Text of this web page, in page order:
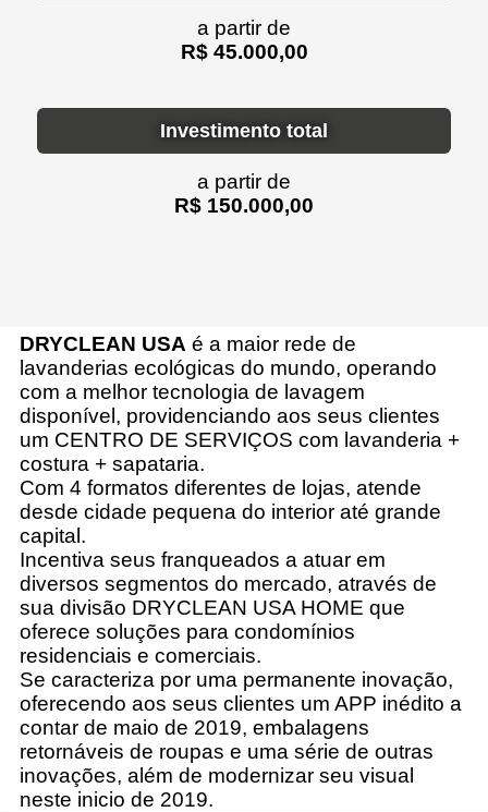
a partir de
R$ 45.000,00
Investimento total
a partir de
R$ 150.000,00
DRYCLEAN USA é a maior rede de
lavanderias ecológicas do mundo, operando
com a melhor tecnologia de lavagem
disponível, providenciando aos seus clientes
um CENTRO DE SERVIÇOS com lavanderia +
costura + sapataria.
Com 4 formatos diferentes de lojas, atende
desde cidade pequena do interior até grande
capital.
Incentiva seus franqueados a atuar em
diversos segmentos do mercado, através de
sua divisão DRYCLEAN USA HOME que
oferece soluções para condomínios
residenciais e comerciais.
Se caracteriza por uma permanente inovação,
oferecendo aos seus clientes um APP inédito a
contar de maio de 2019, embalagens
retornáveis de roupas e uma série de outras
inovações, além de modernizar seu visual
neste inicio de 2019.